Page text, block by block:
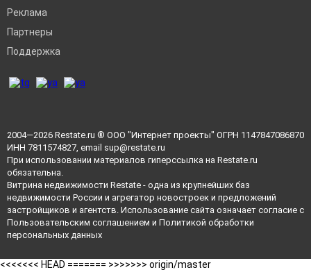
Реклама
Партнеры
Поддержка
2004—2026 Restate.ru ® ООО "Интернет проекты" ОГРН 1147847086870
ИНН 7811574827, email sup@restate.ru
При использовании материалов гиперссылка на Restate.ru
обязательна.
Витрина недвижимости Restate - одна из крупнейших баз
недвижимости России и агрегатор новостроек и предложений
застройщиков и агентств. Использование сайта означает согласие с
Пользовательским соглашением и Политикой обработки
персональных данных
<<<<<<< HEAD ======= >>>>>>> origin/master